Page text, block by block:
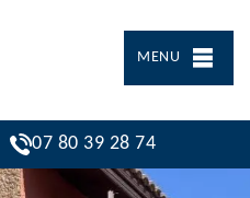
MENU
07 80 39 28 74